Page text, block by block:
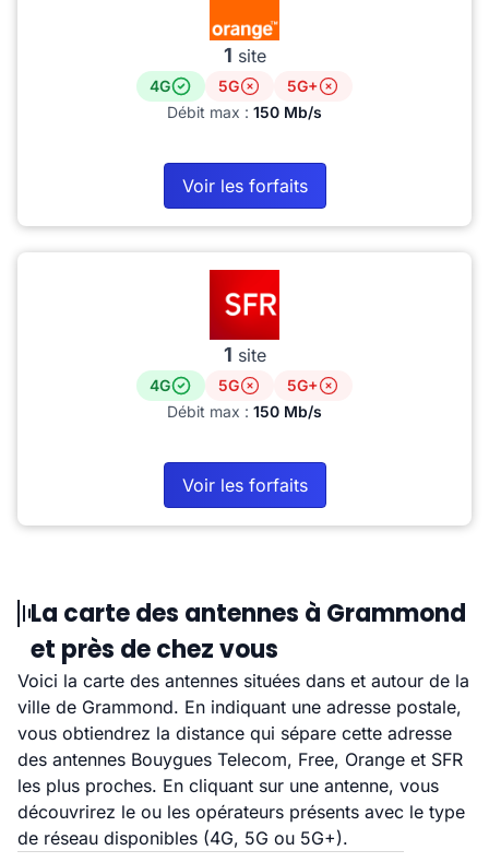
1 site
4G 5G
5G+
Débit max : 150 Mb/s
Voir les forfaits
1 site
4G 5G
5G+
Débit max : 150 Mb/s
Voir les forfaits
La carte des antennes à Grammond
et près de chez vous
Voici la carte des antennes situées dans et autour de la
ville de Grammond. En indiquant une adresse postale,
vous obtiendrez la distance qui sépare cette adresse
des antennes Bouygues Telecom, Free, Orange et SFR
les plus proches. En cliquant sur une antenne, vous
découvrirez le ou les opérateurs présents avec le type
de réseau disponibles (4G, 5G ou 5G+).